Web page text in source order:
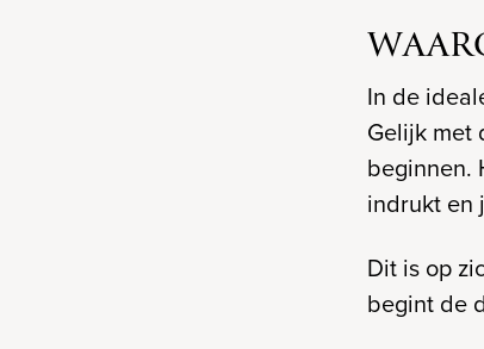
In de
Gelijk met
beginnen.
indrukt en
Dit is op
begint de